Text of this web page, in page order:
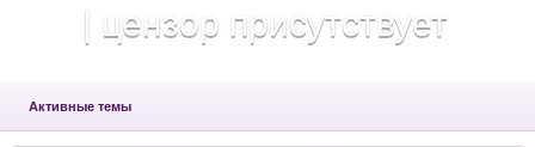
| цензор присутствует
Активные темы